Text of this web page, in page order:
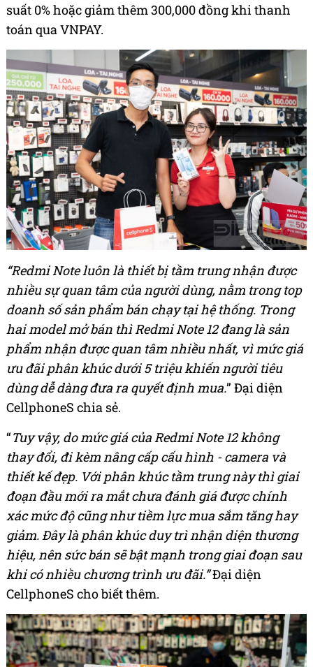
suất 0% hoặc giảm thêm 300,000 đồng khi thanh
toán qua VNPAY.
“Redmi Note luôn là thiết bị tầm trung nhận được
nhiều sự quan tâm của người dùng, nằm trong top
doanh số sản phẩm bán chạy tại hệ thống. Trong
hai model mở bán thì Redmi Note 12 đang là sản
phẩm nhận được quan tâm nhiều nhất, vì mức giá
ưu đãi phân khúc dưới 5 triệu khiến người tiêu
dùng dễ dàng đưa ra quyết định mua.” Đại diện
CellphoneS chia sẻ.
“Tuy vậy, do mức giá của Redmi Note 12 không
thay đổi, đi kèm nâng cấp cấu hình - camera và
thiết kế đẹp. Với phân khúc tầm trung này thì giai
đoạn đầu mới ra mắt chưa đánh giá được chính
xác mức độ cũng như tiềm lực mua sắm tăng hay
giảm. Đây là phân khúc duy trì nhận diện thương
hiệu, nên sức bán sẽ bật mạnh trong giai đoạn sau
khi có nhiều chương trình ưu đãi.”Đại diện
CellphoneS cho biết thêm.